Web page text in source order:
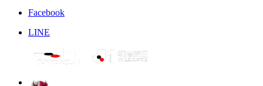
Facebook
LINE